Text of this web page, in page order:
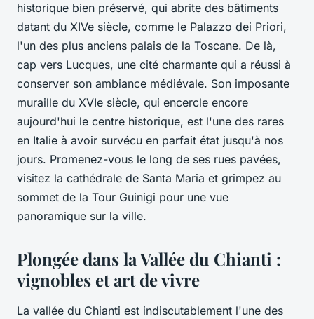
historique bien préservé, qui abrite des bâtiments
datant du XIVe siècle, comme le Palazzo dei Priori,
l'un des plus anciens palais de la Toscane. De là,
cap vers Lucques, une cité charmante qui a réussi à
conserver son ambiance médiévale. Son imposante
muraille du XVIe siècle, qui encercle encore
aujourd'hui le centre historique, est l'une des rares
en Italie à avoir survécu en parfait état jusqu'à nos
jours. Promenez-vous le long de ses rues pavées,
visitez la cathédrale de Santa Maria et grimpez au
sommet de la Tour Guinigi pour une vue
panoramique sur la ville.
Plongée dans la Vallée du Chianti :
vignobles et art de vivre
La vallée du Chianti est indiscutablement l'une des